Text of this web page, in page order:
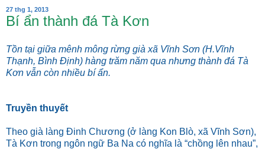
27 thg 1, 2013
Bí ẩn thành đá Tà Kơn
Tồn tại giữa mênh mông rừng già xã Vĩnh Sơn (H.Vĩnh
Thạnh, Bình Định) hàng trăm năm qua nhưng thành đá Tà
Kơn vẫn còn nhiều bí ẩn.
Truyền thuyết
Theo già làng Đinh Chương (ở làng Kon Blò, xã Vĩnh Sơn),
Tà Kơn trong ngôn ngữ Ba Na có nghĩa là “chồng lên nhau”,